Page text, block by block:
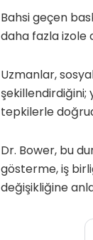
Bahsi geçen
daha fazla izole
Uzmanlar,
tepkilerle
Dr. Bower, bu
gösterme, iş
değişikliğine